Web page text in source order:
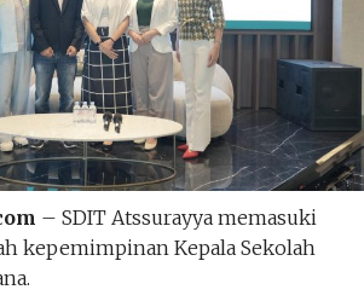
– SDIT Atssurayya memasuki
kepemimpinan Kepala Sekolah